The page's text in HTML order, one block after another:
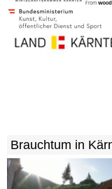
Brauchtum in